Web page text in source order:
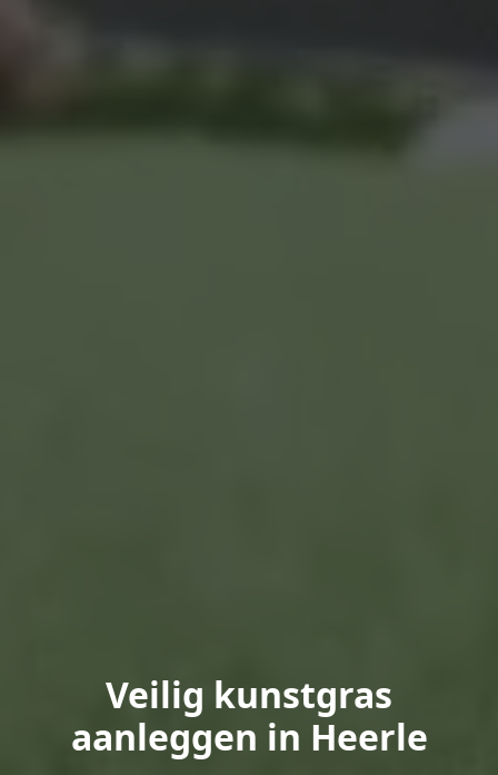
Veilig kunstgras
aanleggen in Heerle